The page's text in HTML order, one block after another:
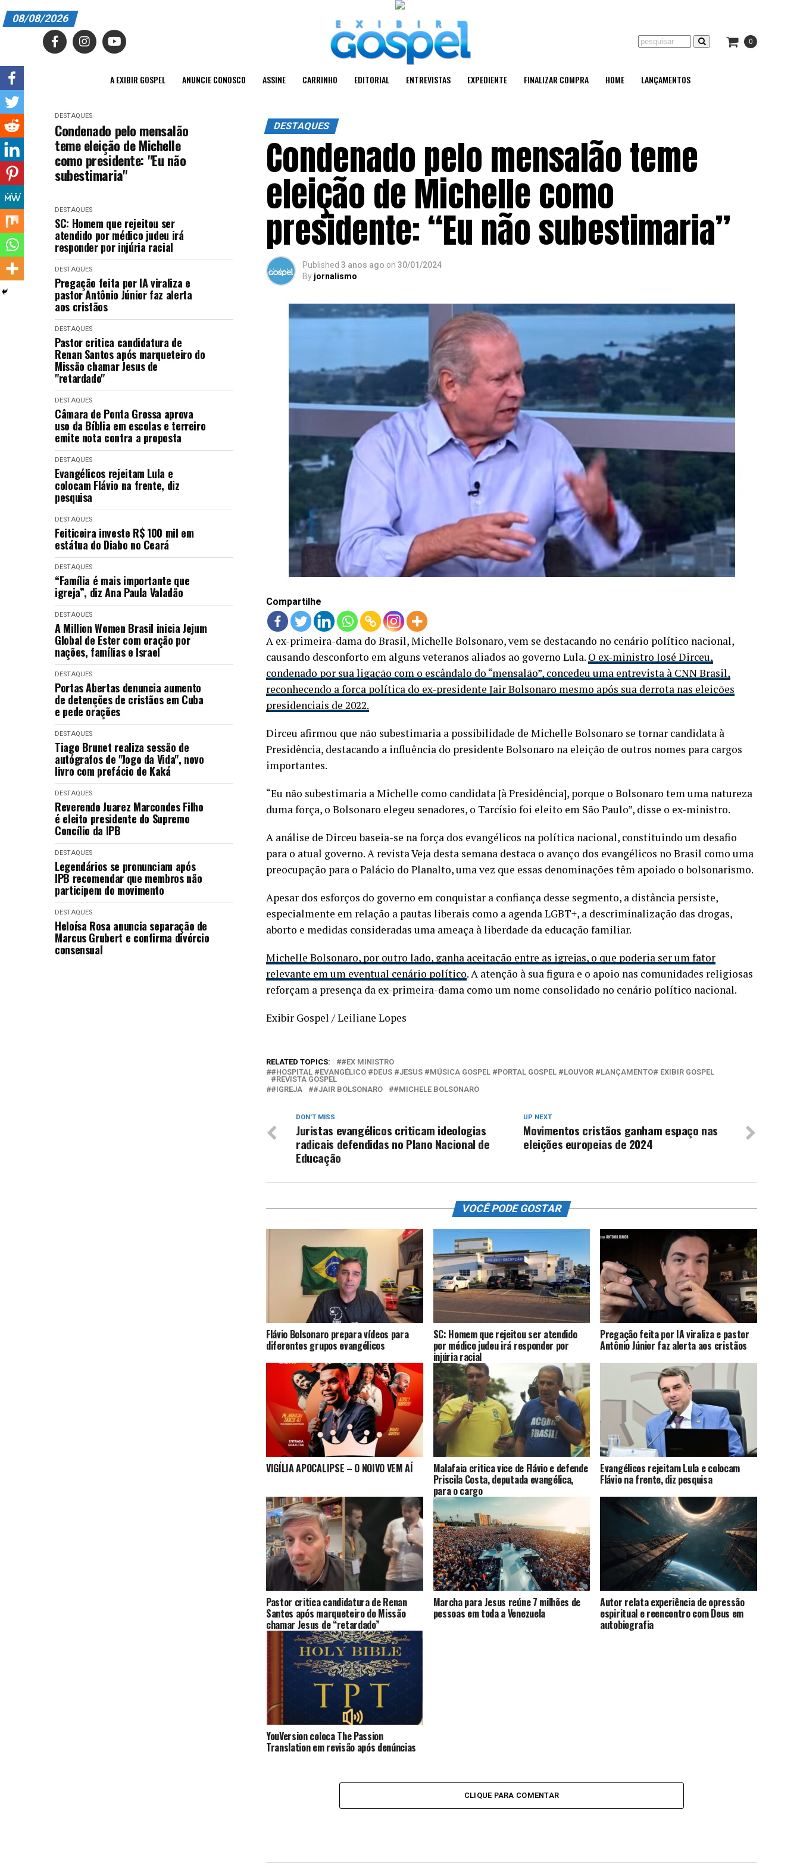
A EXIBIR GOSPEL
EDITORIAL
ENTREVISTAS
FINALIZAR COMPRA
HOME
08/08/2026
0
A EXIBIR GOSPEL ANUNCIE CONOSCO ASSINE CARRINHO EDITORIAL ENTREVISTAS EXPEDIENTE FINALIZAR COMPRA HOME LANÇAMENTOS
DESTAQUES
Condenado pelo mensalão
teme eleição de Michelle
como presidente: "Eu não
subestimaria"
DESTAQUES
SC: Homem que rejeitou ser
atendido por médico judeu irá
responder por injúria racial
DESTAQUES
Pregação feita por IA viraliza e
pastor Antônio Júnior faz alerta
aos cristãos
DESTAQUES
Pastor critica candidatura de
Renan Santos após marqueteiro do
Missão chamar Jesus de
"retardado"
DESTAQUES
Câmara de Ponta Grossa aprova
uso da Bíblia em escolas e terreiro
emite nota contra a proposta
DESTAQUES
Evangélicos rejeitam Lula e
colocam Flávio na frente, diz
pesquisa
DESTAQUES
Feiticeira investe R$ 100 mil em
estátua do Diabo no Ceará
DESTAQUES
“Família é mais importante que
igreja”, diz Ana Paula Valadão
DESTAQUES
A Million Women Brasil inicia Jejum
Global de Ester com oração por
nações, famílias e Israel
DESTAQUES
Portas Abertas denuncia aumento
de detenções de cristãos em Cuba
e pede orações
DESTAQUES
Tiago Brunet realiza sessão de
autógrafos de "Jogo da Vida", novo
livro com prefácio de Kaká
DESTAQUES
Reverendo Juarez Marcondes Filho
é eleito presidente do Supremo
Concílio da IPB
DESTAQUES
Legendários se pronunciam após
IPB recomendar que membros não
participem do movimento
DESTAQUES
Heloísa Rosa anuncia separação de
Marcus Grubert e confirma divórcio
consensual
DESTAQUES
Condenado pelo mensalão teme
eleição de Michelle como
presidente: “Eu não subestimaria”
Published 3 anos ago on 30/01/2024
By jornalismo
Compartilhe
A ex-primeira-dama do Brasil, Michelle Bolsonaro, vem se destacando no cenário político nacional,
causando desconforto em alguns veteranos aliados ao governo Lula. O ex-ministro José Dirceu,
condenado por sua ligação com o escândalo do “mensalão”, concedeu uma entrevista à CNN Brasil,
reconhecendo a força política do ex-presidente Jair Bolsonaro mesmo após sua derrota nas eleições
presidenciais de 2022.
Dirceu afirmou que não subestimaria a possibilidade de Michelle Bolsonaro se tornar candidata à
Presidência, destacando a influência do presidente Bolsonaro na eleição de outros nomes para cargos
importantes.
“Eu não subestimaria a Michelle como candidata [à Presidência], porque o Bolsonaro tem uma natureza
duma força, o Bolsonaro elegeu senadores, o Tarcísio foi eleito em São Paulo”, disse o ex-ministro.
A análise de Dirceu baseia-se na força dos evangélicos na política nacional, constituindo um desafio
para o atual governo. A revista Veja desta semana destaca o avanço dos evangélicos no Brasil como uma
preocupação para o Palácio do Planalto, uma vez que essas denominações têm apoiado o bolsonarismo.
Apesar dos esforços do governo em conquistar a confiança desse segmento, a distância persiste,
especialmente em relação a pautas liberais como a agenda LGBT+, a descriminalização das drogas,
aborto e medidas consideradas uma ameaça à liberdade da educação familiar.
Michelle Bolsonaro, por outro lado, ganha aceitação entre as igrejas, o que poderia ser um fator
relevante em um eventual cenário político. A atenção à sua figura e o apoio nas comunidades religiosas
reforçam a presença da ex-primeira-dama como um nome consolidado no cenário político nacional.
Exibir Gospel / Leiliane Lopes
RELATED TOPICS:
#EX MINISTRO
#HOSPITAL #EVANGÉLICO #DEUS #JESUS #MÚSICA GOSPEL #PORTAL GOSPEL #LOUVOR #LANÇAMENTO# EXIBIR GOSPEL
#REVISTA GOSPEL
#IGREJA
#JAIR BOLSONARO #MICHELE BOLSONARO
UP NEXT
Movimentos cristãos ganham espaço nas
eleições europeias de 2024
DON'T MISS
Juristas evangélicos criticam ideologias
radicais defendidas no Plano Nacional de
Educação
VOCÊ PODE GOSTAR
Flávio Bolsonaro prepara vídeos para
diferentes grupos evangélicos
SC: Homem que rejeitou ser atendido
por médico judeu irá responder por
injúria racial
Pregação feita por IA viraliza e pastor
Antônio Júnior faz alerta aos cristãos
VIGÍLIA APOCALIPSE – O NOIVO VEM AÍ Malafaia critica vice de Flávio e defende
Priscila Costa, deputada evangélica,
para o cargo
Evangélicos rejeitam Lula e colocam
Flávio na frente, diz pesquisa
Pastor critica candidatura de Renan
Santos após marqueteiro do Missão
chamar Jesus de “retardado”
Marcha para Jesus reúne 7 milhões de
pessoas em toda a Venezuela
Autor relata experiência de opressão
espiritual e reencontro com Deus em
autobiografia
YouVersion coloca The Passion
Translation em revisão após denúncias
CLIQUE PARA COMENTAR